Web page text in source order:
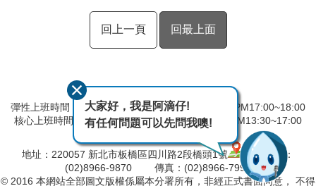
回上一頁 回最上面
彈性上班時間：AM8:00~09:00 彈性下班時間：PM17:00~18:00
核心上班時間：星期一 ~ 星期五 AM08:30~12:30 PM13:30~17:00
地址：220057 新北市板橋區四川路2段橋頭1號
電話：
(02)8966-9870 傳真：(02)8966-7996
© 2016 本網站全部圖文版權係屬本分署所有，非經正式書面同意， 不得
大家好，我是阿滴仔!
有任何問題可以先問我噢!